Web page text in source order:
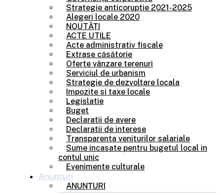
Strategie anticoruptie 2021-2025
Alegeri locale 2020
NOUTĂȚI
ACTE UTILE
Acte administrativ fiscale
Extrase căsătorie
Oferte vânzare terenuri
Serviciul de urbanism
Strategie de dezvoltare locala
Impozite si taxe locale
Legislatie
Buget
Declaratii de avere
Declaratii de interese
Transparenta veniturilor salariale
Sume incasate pentru bugetul local in
contul unic
Evenimente culturale
Anunțuri
ANUNȚURI